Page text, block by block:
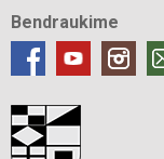
Bendraukime